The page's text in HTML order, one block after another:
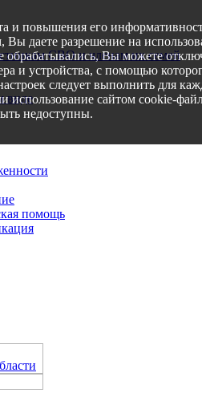
СВО и членам их семей
виде
помощь
и повышения его
Вы даете разрешение на
Вы можете
и устройства, с помощью
следует выполнить для
использование сайтом cookie-
недоступны.